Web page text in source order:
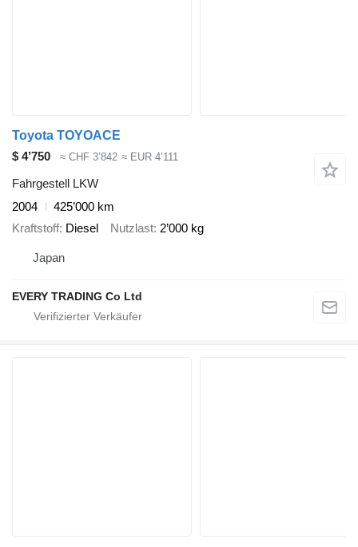
Toyota TOYOACE
$ 4’750
≈ CHF 3’842 ≈ EUR 4’111
Fahrgestell LKW
2004
425’000 km
Kraftstoff Diesel Nutzlast 2’000 kg
Japan
EVERY TRADING Co Ltd